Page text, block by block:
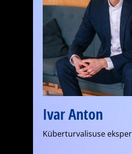
Ivar Anton
Küberturvalisuse